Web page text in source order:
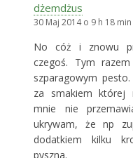
dżemdżus
30 Maj 2014 o 9 h 18 min
No cóż i znowu
czegoś. Tym
szparagowym
za smakiem której
mnie nie
ukrywam, że np
dodatkiem kilku
pyszna.